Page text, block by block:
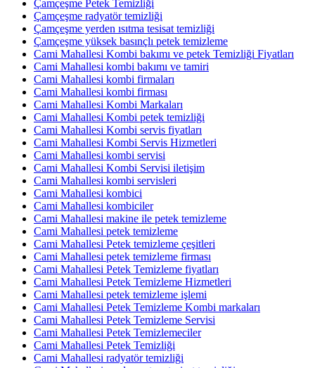
Çamçeşme Petek Temizliği
Çamçeşme radyatör temizliği
Çamçeşme yerden ısıtma tesisat temizliği
Çamçeşme yüksek basınçlı petek temizleme
Cami Mahallesi Kombi bakımı ve petek Temizliği Fiyatları
Cami Mahallesi kombi bakımı ve tamiri
Cami Mahallesi kombi firmaları
Cami Mahallesi kombi firması
Cami Mahallesi Kombi Markaları
Cami Mahallesi Kombi petek temizliği
Cami Mahallesi Kombi servis fiyatları
Cami Mahallesi Kombi Servis Hizmetleri
Cami Mahallesi kombi servisi
Cami Mahallesi Kombi Servisi iletişim
Cami Mahallesi kombi servisleri
Cami Mahallesi kombici
Cami Mahallesi kombiciler
Cami Mahallesi makine ile petek temizleme
Cami Mahallesi petek temizleme
Cami Mahallesi Petek temizleme çeşitleri
Cami Mahallesi petek temizleme firması
Cami Mahallesi Petek Temizleme fiyatları
Cami Mahallesi Petek Temizleme Hizmetleri
Cami Mahallesi petek temizleme işlemi
Cami Mahallesi Petek Temizleme Kombi markaları
Cami Mahallesi Petek Temizleme Servisi
Cami Mahallesi Petek Temizlemeciler
Cami Mahallesi Petek Temizliği
Cami Mahallesi radyatör temizliği